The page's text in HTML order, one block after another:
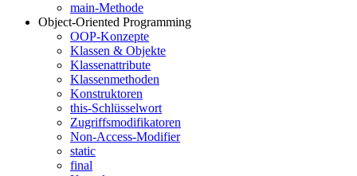
main-Methode
Object-Oriented Programming
OOP-Konzepte
Klassen & Objekte
Klassenattribute
Klassenmethoden
Konstruktoren
this-Schlüsselwort
Zugriffsmodifikatoren
Non-Access-Modifier
static
final